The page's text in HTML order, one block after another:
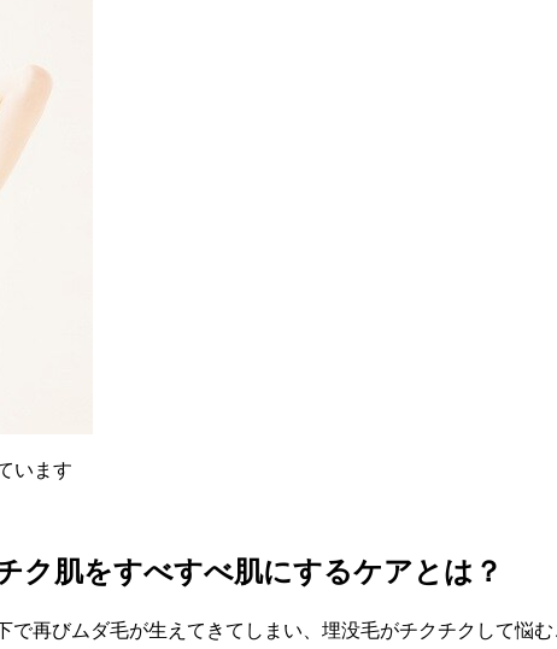
います
ク肌をすべすべ肌にするケアとは？
再びムダ毛が生えてきてしまい、埋没毛がチクチクして悩